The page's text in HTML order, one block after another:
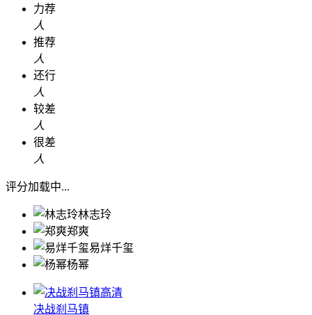
力荐
人
推荐
人
还行
人
较差
人
很差
人
评分加载中...
林志玲
郑爽
易烊千玺
杨幂
高清
决战刹马镇